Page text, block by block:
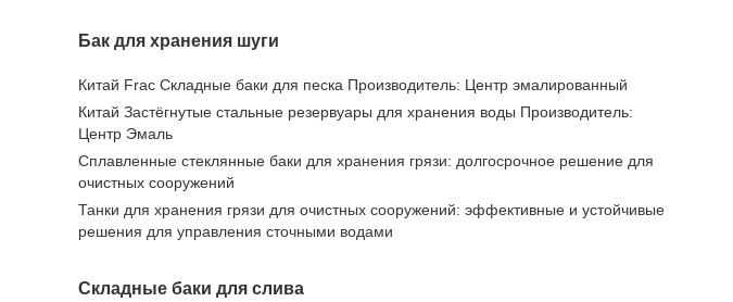
Бак для хранения шуги
Китай Frac Складные баки для песка Производитель: Центр эмалированный
Китай Застёгнутые стальные резервуары для хранения воды Производитель:
Центр Эмаль
Сплавленные стеклянные баки для хранения грязи: долгосрочное решение для
очистных сооружений
Танки для хранения грязи для очистных сооружений: эффективные и устойчивые
решения для управления сточными водами
Складные баки для слива